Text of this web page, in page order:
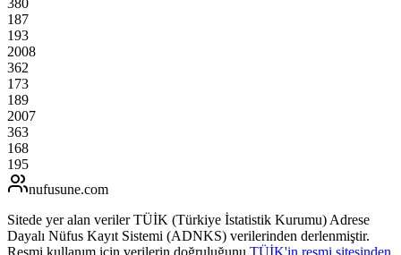
380
187
193
2008
362
173
189
2007
363
168
195
nufusune.com
Sitede yer alan veriler TÜİK (Türkiye İstatistik Kurumu) Adrese
Dayalı Nüfus Kayıt Sistemi (ADNKS) verilerinden derlenmiştir.
Resmi kullanım için verilerin doğruluğunu TÜİK'in resmi sitesinden